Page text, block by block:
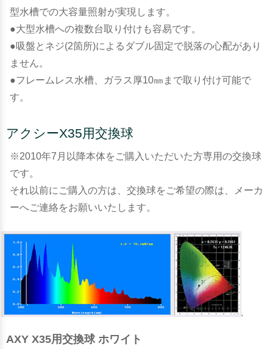
型水槽での大容量照射が実現します。
●大型水槽への複数台取り付けも容易です。
●吸盤とネジ(2箇所)によるダブル固定で脱落の心配があり
ません。
●フレームレス水槽、ガラス厚10㎜まで取り付け可能で
す。
アクシーX35用交換球
※2010年7月以降本体をご購入いただいた方専用の交換球
です。
それ以前にご購入の方は、交換球をご希望の際は、メーカ
ーへご連絡をお願いいたします。
AXY X35用交換球 ホワイト